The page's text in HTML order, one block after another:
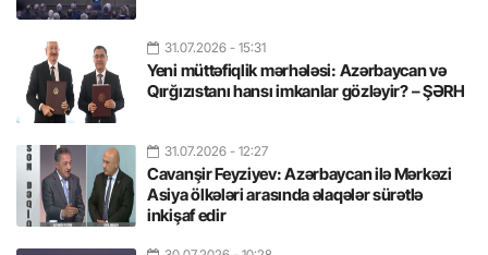
31.07.2026 - 15:31
Yeni müttəfiqlik mərhələsi: Azərbaycan və
Qırğızıstanı hansı imkanlar gözləyir? – ŞƏRH
31.07.2026 - 12:27
Cavanşir Feyziyev: Azərbaycan ilə Mərkəzi
Asiya ölkələri arasında əlaqələr sürətlə
inkişaf edir